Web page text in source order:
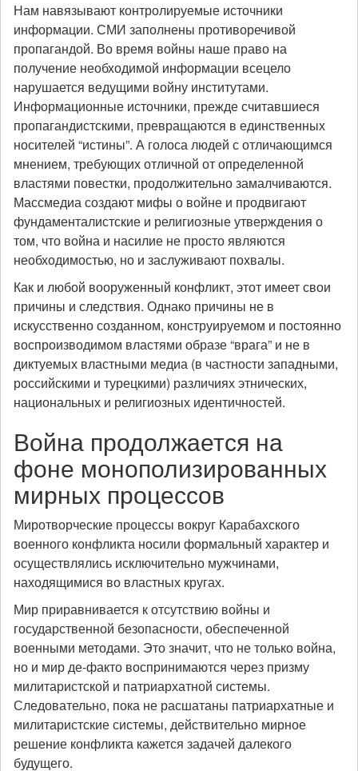
Нам навязывают контролируемые источники
информации. СМИ заполнены противоречивой
пропагандой. Во время войны наше право на
получение необходимой информации всецело
нарушается ведущими войну институтами.
Информационные источники, прежде считавшиеся
пропагандистскими, превращаются в единственных
носителей “истины”. А голоса людей с отличающимся
мнением, требующих отличной от определенной
властями повестки, продолжительно замалчиваются.
Массмедиа создают мифы о войне и продвигают
фундаменталистские и религиозные утверждения о
том, что война и насилие не просто являются
необходимостью, но и заслуживают похвалы.
Как и любой вооруженный конфликт, этот имеет свои
причины и следствия. Однако причины не в
искусственно созданном, конструируемом и постоянно
воспроизводимом властями образе “врага” и не в
диктуемых властными медиа (в частности западными,
российскими и турецкими) различиях этнических,
национальных и религиозных идентичностей.
Война продолжается на
фоне монополизированных
мирных процессов
Миротворческие процессы вокруг Карабахского
военного конфликта носили формальный характер и
осуществлялись исключительно мужчинами,
находящимися во властных кругах.
Мир приравнивается к отсутствию войны и
государственной безопасности, обеспеченной
военными методами. Это значит, что не только война,
но и мир де-факто воспринимаются через призму
милитаристской и патриархатной системы.
Следовательно, пока не расшатаны патриархатные и
милитаристские системы, действительно мирное
решение конфликта кажется задачей далекого
будущего.